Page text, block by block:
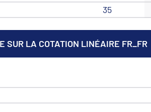
35
SUR LA COTATION LINÉAIRE FR_FR